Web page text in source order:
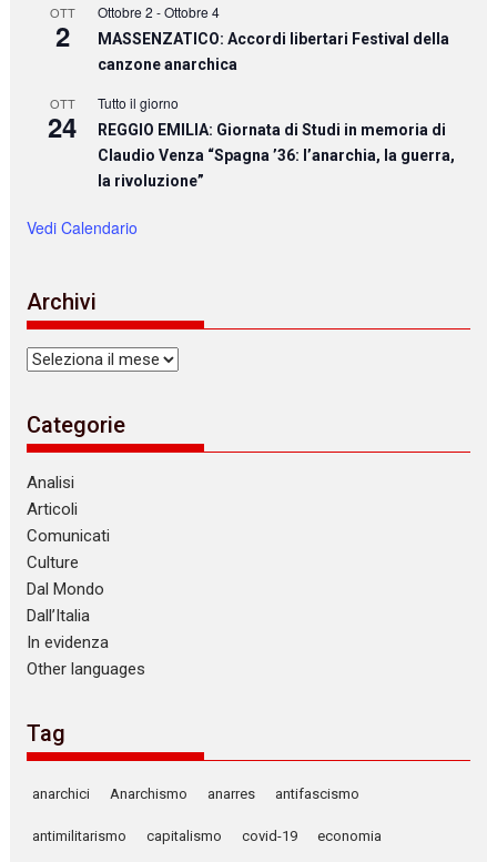
OTT
2
Ottobre 2 -Ottobre 4
MASSENZATICO: Accordi libertari Festival della
canzone anarchica
OTT
24
Tutto il giorno
REGGIO EMILIA: Giornata di Studi in memoria di
Claudio Venza “Spagna ’36: l’anarchia, la guerra,
la rivoluzione”
Vedi Calendario
Archivi
Archivi
Categorie
Analisi
Articoli
Comunicati
Culture
Dal Mondo
Dall’Italia
In evidenza
Other languages
Tag
anarchici Anarchismo anarres antifascismo
antimilitarismo capitalismo covid-19 economia